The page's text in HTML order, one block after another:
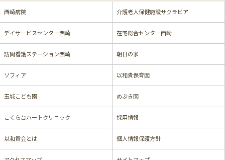
西崎病院 介護老人保健施設サクラビア
デイサービスセンター西崎 在宅総合センター西崎
訪問看護ステーション西崎 朝日の家
ソフィア 以和貴保育園
玉城こども園 めぶき園
こくら台ハートクリニック 採用情報
以和貴会とは 個人情報保護方針